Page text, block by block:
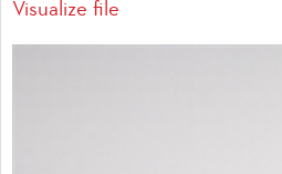
Visualize file